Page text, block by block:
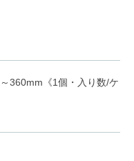
360mm《1個・入り数/ケ